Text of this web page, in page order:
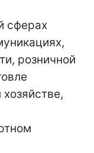
сферах
розничной